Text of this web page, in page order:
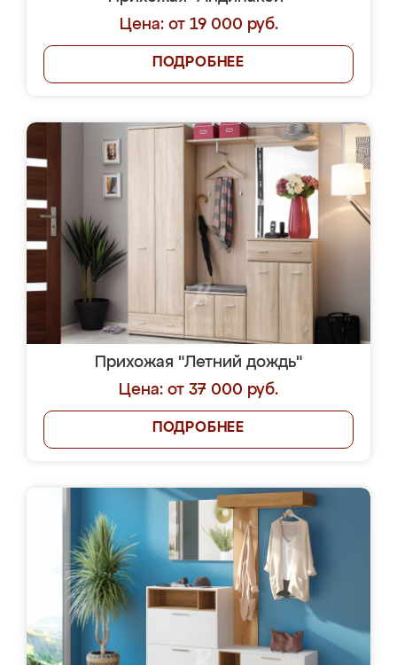
Цена: от 19 000 руб.
ПОДРОБНЕЕ
Прихожая "Летний дождь"
Цена: от 37 000 руб.
ПОДРОБНЕЕ